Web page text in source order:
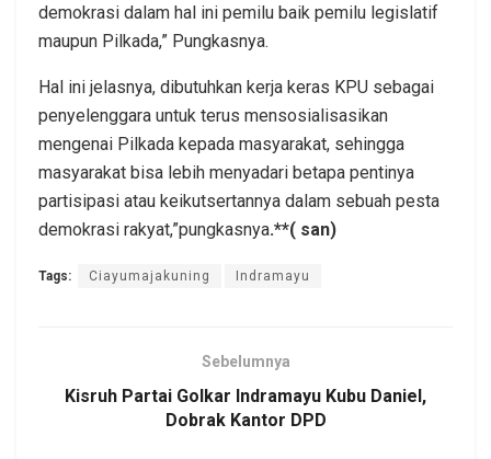
demokrasi dalam hal ini pemilu baik pemilu legislatif
maupun Pilkada,” Pungkasnya.
Hal ini jelasnya, dibutuhkan kerja keras KPU sebagai
penyelenggara untuk terus mensosialisasikan
mengenai Pilkada kepada masyarakat, sehingga
masyarakat bisa lebih menyadari betapa pentinya
partisipasi atau keikutsertannya dalam sebuah pesta
demokrasi rakyat,”pungkasnya.**( san)
Tags: Ciayumajakuning Indramayu
Sebelumnya
Kisruh Partai Golkar Indramayu Kubu Daniel,
Dobrak Kantor DPD